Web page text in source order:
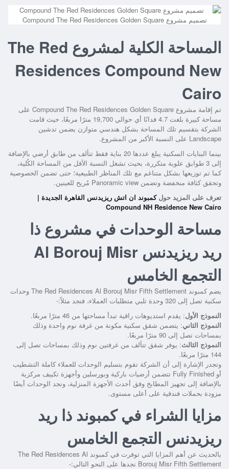
تصميم مشروع Compound The Red Residences Golden Square
المساحة الكلية لمشروع The Red
Residences Compound New
Cairo
تم إقامة مشروع Compound The Red Residences Golden Square
على
مساحة كبيرة بلغت 4.7 فدانًا أي حوالي 19,700 مترًا مربعًا، حيث قامت
الشركة بتقسيم تلك المساحة بشكل هندسي متوازن يضمن تدشين
Landscape على النسبة الأكبر من المشروع.
بينما البنايات السكنية يبلغ عددها 20 بناية فقط تتألف من طابق أرضي بالإضافة
إلى 3 طوابق علوية متكررة، بحيث تشغل النسبة الأقل من المساحة الكُلية،
كما تم توزيعها بشكل متناغم مع تلك المناظر الطبيعية؛ حتى تضمن الخصوصية
وتحقق كثافة منخفضة وتضمن Panoramic view مُريح للعينين.
تعرف على المزيد حولكمبوند ان اتش ريزيدنس القاهرة الجديدة |
Compound NH Residence New Cairo
مساحة الوحدات في مشروع ذا
ريد ريزيدنس Al Borouj Misr
التجمع الخامس
يضم كمبوند The Red Residences Al Borouj Misr Fifth Settlement
وحدات
سكنية تصل إلى 320 وحدة تلبي متطلبات العملاء، فنجد مثلاً:-
النموذج الأول: يقدم استديوهات راقية تبدأ مساحتها من 46 مترًا مربعًا.
النموذج الثاني: يتضمن شقق سكنية مكونة من غرفة نوم واحدة وذلك
بمساحات تصل إلى 90 مترًا مربعًا.
النموذج الثالث: يوفر شقق تتألف من غرفتين نوم وذلك بمساحات تصل إلى
144 مترًا مربعًا.
وتجدر الإشارة إلى أن الشركة تقوم بتسليم الوحدات للعملاء كاملة التشطيب
أو Fully Finished تتضمن أرضيات باركية وبورسلين وأجهزة تكييف مركزية
بالإضافة إلى تجهيز المطابخ وفق أحدث الأجهزة المنزلية، ونجد الوحدات أيضًا
مزودة بحملات فندقية على أعلى مستوى.
مزايا الشراء في كمبوند ذا ريد
ريزيدنس التجمع الخامس
بالحديث عن أهم المزايا التي توفرت في
كمبوند The Red Residences Al
Borouj Misr Fifth Settlement نجدها على النحو التالي:-